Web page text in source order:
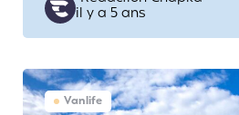
by
il y a 5 ans
Vanlife